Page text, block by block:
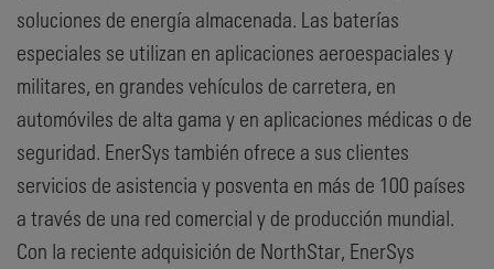
soluciones de energía almacenada. Las baterías
especiales se utilizan en aplicaciones aeroespaciales y
militares, en grandes vehículos de carretera, en
automóviles de alta gama y en aplicaciones médicas o de
seguridad. EnerSys también ofrece a sus clientes
servicios de asistencia y posventa en más de 100 países
a través de una red comercial y de producción mundial.
Con la reciente adquisición de NorthStar, EnerSys